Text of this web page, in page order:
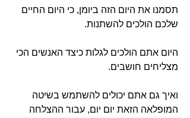
תסמנו את היום הזה ביומן, כי היום החיים
שלכם הולכים להשתנות.
היום אתם הולכים לגלות כיצד האנשים הכי
מצליחים חושבים.
ואיך גם אתם יכולים להשתמש בשיטה
המופלאה הזאת יום יום, עבור ההצלחה